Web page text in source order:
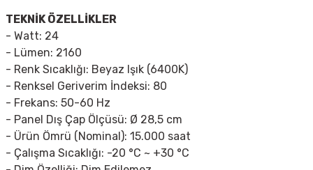
TEKNİK ÖZELLİKLER
- Watt: 24
- Lümen: 2160
- Renk Sıcaklığı: Beyaz Işık (6400K)
- Renksel Geriverim İndeksi: 80
- Frekans: 50-60 Hz
- Panel Dış Çap Ölçüsü: Ø 28,5 cm
- Ürün Ömrü (Nominal): 15.000 saat
- Çalışma Sıcaklığı: -20 °C ~ +30 °C